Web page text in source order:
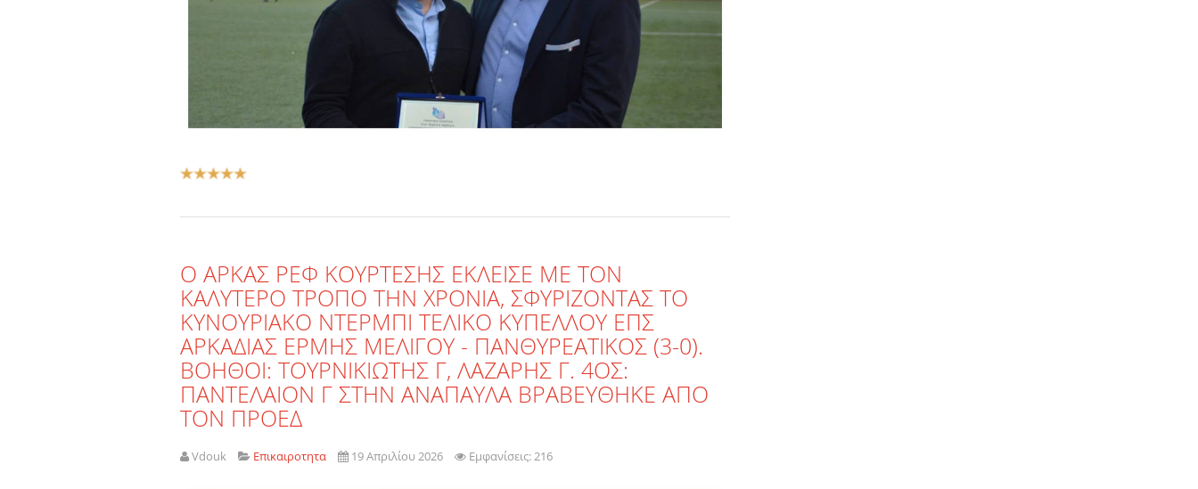
Αξιολόγηση
Ο ΑΡΚΑΣ ΡΕΦ ΚΟΥΡΤΕΣΗΣ ΕΚΛΕΙΣΕ ΜΕ ΤΟΝ
ΚΑΛΥΤΕΡΟ ΤΡΟΠΟ ΤΗΝ ΧΡΟΝΙΑ, ΣΦΥΡΙΖΟΝΤΑΣ ΤΟ
ΚΥΝΟΥΡΙΑΚΟ ΝΤΕΡΜΠΙ ΤΕΛΙΚΟ ΚΥΠΕΛΛΟΥ ΕΠΣ
ΑΡΚΑΔΙΑΣ ΕΡΜΗΣ ΜΕΛΙΓΟΥ - ΠΑΝΘΥΡΕΑΤΙΚΟΣ (3-0).
ΒΟΗΘΟΙ: ΤΟΥΡΝΙΚΙΩΤΗΣ Γ, ΛΑΖΑΡΗΣ Γ. 4ΟΣ:
ΠΑΝΤΕΛΑΙΟΝ Γ ΣΤΗΝ ΑΝΑΠΑΥΛΑ ΒΡΑΒΕΥΘΗΚΕ ΑΠΟ
ΤΟΝ ΠΡΟΕΔ
Vdouk Επικαιροτητα 19 Απριλίου 2026 Εμφανίσεις: 216